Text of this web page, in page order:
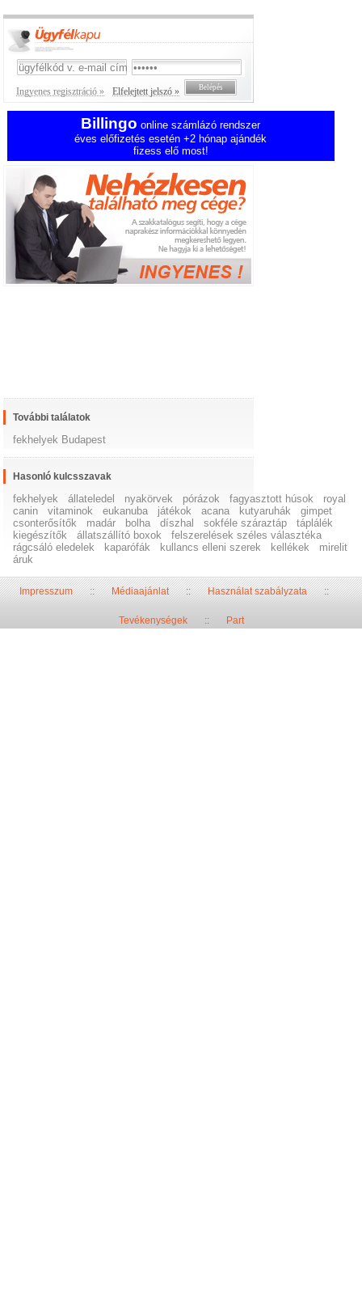
Ingyenes regisztráció » Elfelejtett jelszó »
Billingo online számlázó rendszer
éves előfizetés esetén +2 hónap ajándék
fizess elő most!
További találatok
fekhelyek Budapest
Hasonló kulcsszavak
fekhelyek állateledel nyakörvek pórázok fagyasztott húsok
royal
canin
vitaminok eukanuba játékok acana kutyaruhák
gimpet
csonterősítők
madár bolha díszhal sokféle száraztáp
táplálék
kiegészítők
állatszállító boxok
felszerelések széles választéka
rágcsáló eledelek
kaparófák kullancs elleni szerek kellékek
mirelit
áruk
Impresszum::Médiaajánlat::Használat szabályzata::
Tevékenységek:: Part